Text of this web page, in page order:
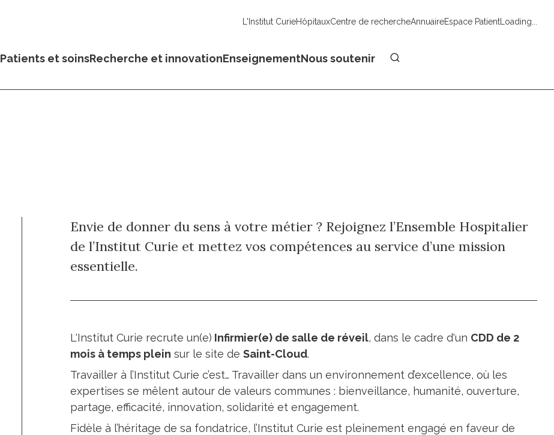
L'Institut CurieHôpitauxCentre de rechercheAnnuaireEspace PatientLoading...
Patients et soinsRecherche et innovationEnseignementNous soutenir
Envie de donner du sens à votre métier ? Rejoignez l’Ensemble Hospitalier
de l’Institut Curie et mettez vos compétences au service d’une mission
essentielle.
L'Institut Curie recrute un(e) Infirmier(e) de salle de réveil, dans le cadre d'un CDD de 2
mois à temps plein sur le site deSaint-Cloud.
Travailler à l’Institut Curie c’est… Travailler dans un environnement d’excellence, où les
expertises se mêlent autour de valeurs communes : bienveillance, humanité, ouverture,
partage, efficacité, innovation, solidarité et engagement.
Fidèle à l’héritage de sa fondatrice, l’Institut Curie est pleinement engagé en faveur de